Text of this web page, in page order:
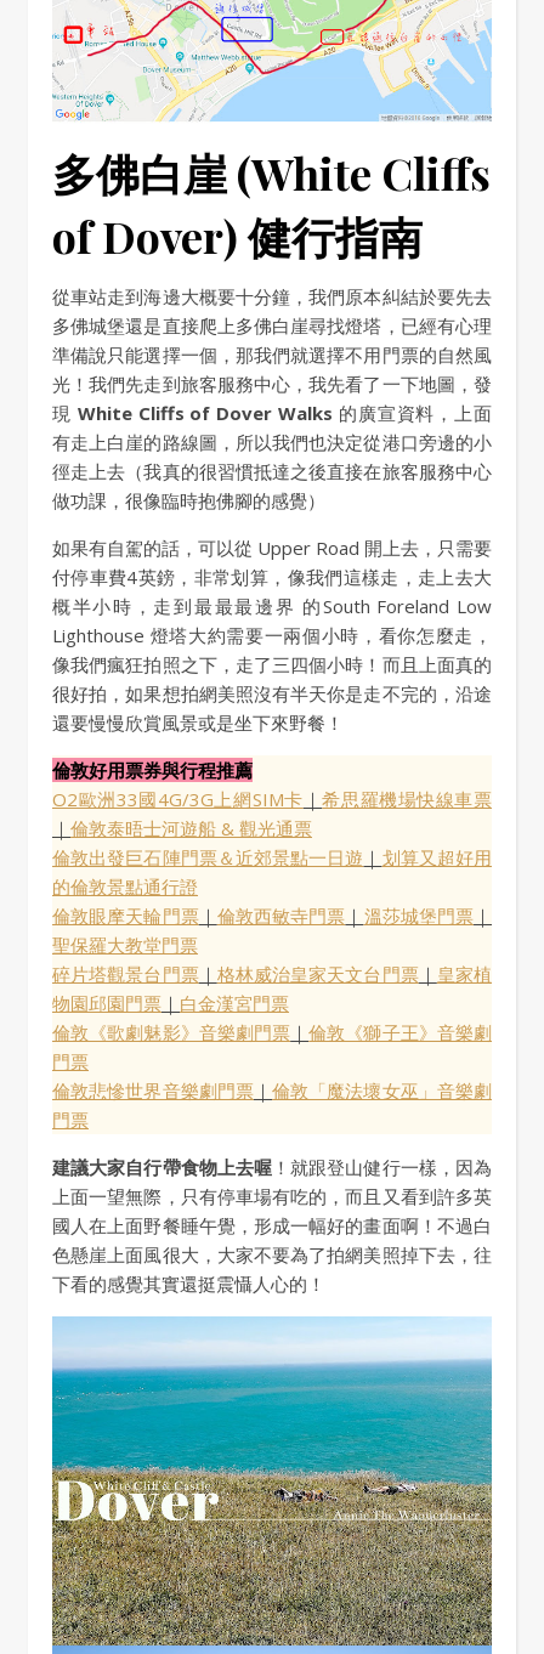
多佛白崖 (White Cliffs
of Dover) 健行指南
從車站走到海邊大概要十分鐘，我們原本糾結於要先去
多佛城堡還是直接爬上多佛白崖尋找燈塔，已經有心理
準備說只能選擇一個，那我們就選擇不用門票的自然風
光！我們先走到旅客服務中心，我先看了一下地圖，發
現 White Cliffs of Dover Walks 的廣宣資料，上面
有走上白崖的路線圖，所以我們也決定從港口旁邊的小
徑走上去（我真的很習慣抵達之後直接在旅客服務中心
做功課，很像臨時抱佛腳的感覺）
如果有自駕的話，可以從 Upper Road 開上去，只需要
付停車費4英鎊，非常划算，像我們這樣走，走上去大
概半小時，走到最最最邊界 的South Foreland Low
Lighthouse 燈塔大約需要一兩個小時，看你怎麼走，
像我們瘋狂拍照之下，走了三四個小時！而且上面真的
很好拍，如果想拍網美照沒有半天你是走不完的，沿途
還要慢慢欣賞風景或是坐下來野餐！
倫敦好用票券與行程推薦
O2歐洲33國4G/3G上網SIM卡 ｜希思羅機場快線車票
｜ 倫敦泰晤士河遊船 & 觀光通票
倫敦出發巨石陣門票＆近郊景點一日遊 ｜ 划算又超好用
的倫敦景點通行證
倫敦眼摩天輪門票｜ 倫敦西敏寺門票 ｜ 溫莎城堡門票 ｜
聖保羅大教堂門票
碎片塔觀景台門票｜ 格林威治皇家天文台門票｜ 皇家植
物園邱園門票 ｜ 白金漢宮門票
倫敦《歌劇魅影》音樂劇門票 ｜倫敦《獅子王》音樂劇
門票
倫敦悲慘世界音樂劇門票｜倫敦「魔法壞女巫」音樂劇
門票
建議大家自行帶食物上去喔 ！就跟登山健行一樣，因為
上面一望無際，只有停車場有吃的，而且又看到許多英
國人在上面野餐睡午覺，形成一幅好的畫面啊！不過白
色懸崖上面風很大，大家不要為了拍網美照掉下去，往
下看的感覺其實還挺震懾人心的！